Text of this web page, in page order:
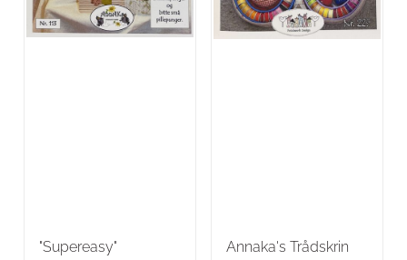
"Supereasy" Annaka's Trådskrin